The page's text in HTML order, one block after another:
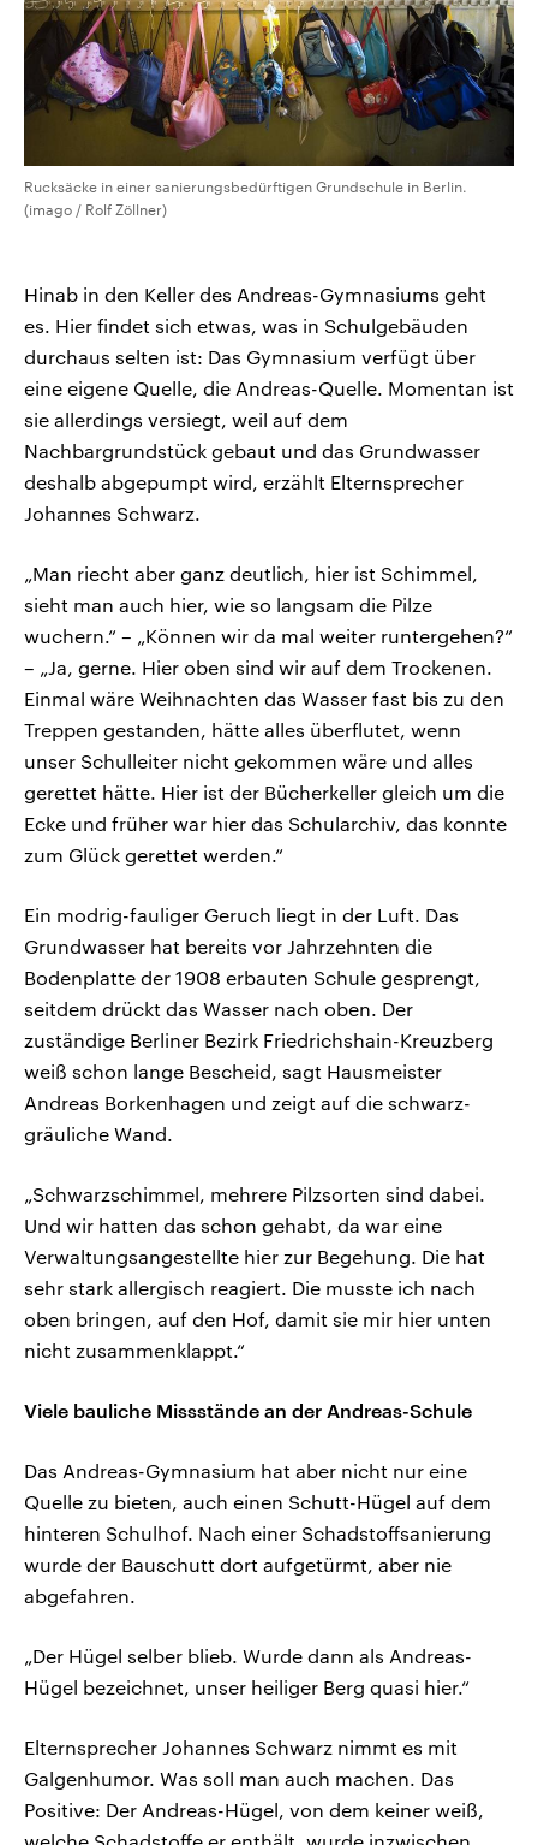
Rucksäcke in einer sanierungsbedürftigen Grundschule in Berlin.
(imago / Rolf Zöllner)
Hinab in den Keller des Andreas-Gymnasiums geht
es. Hier findet sich etwas, was in Schulgebäuden
durchaus selten ist: Das Gymnasium verfügt über
eine eigene Quelle, die Andreas-Quelle. Momentan ist
sie allerdings versiegt, weil auf dem
Nachbargrundstück gebaut und das Grundwasser
deshalb abgepumpt wird, erzählt Elternsprecher
Johannes Schwarz.
„Man riecht aber ganz deutlich, hier ist Schimmel,
sieht man auch hier, wie so langsam die Pilze
wuchern.“ – „Können wir da mal weiter runtergehen?“
– „Ja, gerne. Hier oben sind wir auf dem Trockenen.
Einmal wäre Weihnachten das Wasser fast bis zu den
Treppen gestanden, hätte alles überflutet, wenn
unser Schulleiter nicht gekommen wäre und alles
gerettet hätte. Hier ist der Bücherkeller gleich um die
Ecke und früher war hier das Schularchiv, das konnte
zum Glück gerettet werden.“
Ein modrig-fauliger Geruch liegt in der Luft. Das
Grundwasser hat bereits vor Jahrzehnten die
Bodenplatte der 1908 erbauten Schule gesprengt,
seitdem drückt das Wasser nach oben. Der
zuständige Berliner Bezirk Friedrichshain-Kreuzberg
weiß schon lange Bescheid, sagt Hausmeister
Andreas Borkenhagen und zeigt auf die schwarz-
gräuliche Wand.
„Schwarzschimmel, mehrere Pilzsorten sind dabei.
Und wir hatten das schon gehabt, da war eine
Verwaltungsangestellte hier zur Begehung. Die hat
sehr stark allergisch reagiert. Die musste ich nach
oben bringen, auf den Hof, damit sie mir hier unten
nicht zusammenklappt.“
Viele bauliche Missstände an der Andreas-Schule
Das Andreas-Gymnasium hat aber nicht nur eine
Quelle zu bieten, auch einen Schutt-Hügel auf dem
hinteren Schulhof. Nach einer Schadstoffsanierung
wurde der Bauschutt dort aufgetürmt, aber nie
abgefahren.
„Der Hügel selber blieb. Wurde dann als Andreas-
Hügel bezeichnet, unser heiliger Berg quasi hier.“
Elternsprecher Johannes Schwarz nimmt es mit
Galgenhumor. Was soll man auch machen. Das
Positive: Der Andreas-Hügel, von dem keiner weiß,